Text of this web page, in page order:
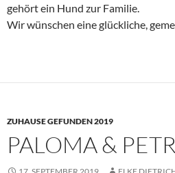
gehört ein Hund zur Familie.
Wir wünschen eine glückliche,
ZUHAUSE GEFUNDEN 2019
PALOMA &